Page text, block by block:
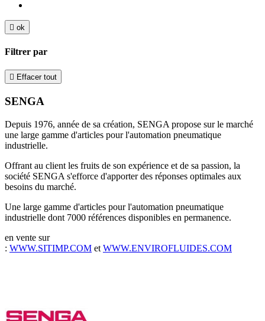
 ok
Filtrer par
 Effacer tout
SENGA
Depuis 1976, année de sa création, SENGA propose sur le marché
une large gamme d'articles pour l'automation pneumatique
industrielle.
Offrant au client les fruits de son expérience et de sa passion, la
société SENGA s'efforce d'apporter des réponses optimales aux
besoins du marché.
Une large gamme d'articles pour l'automation pneumatique
industrielle dont 7000 références disponibles en permanence.
en vente sur
: WWW.SITIMP.COM et WWW.ENVIROFLUIDES.COM